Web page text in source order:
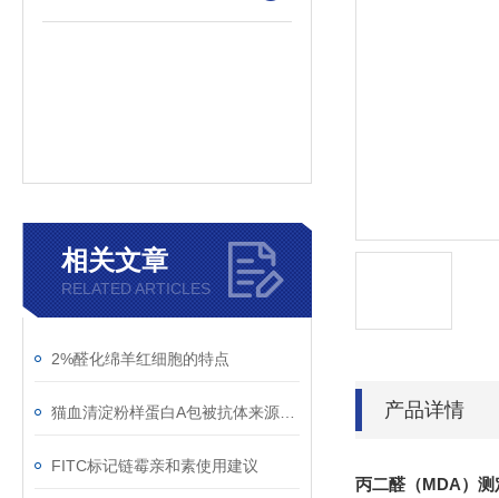
相关文章
RELATED ARTICLES
2%醛化绵羊红细胞的特点
FITC标记链霉亲和素使用建议
产品详情
丙二醛（MDA）